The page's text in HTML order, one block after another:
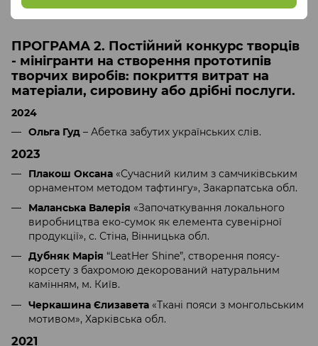
ПРОГРАМА 2. Постійний конкурс творців
- мінігранти на створення прототипів
творчих виробів: покриття витрат на
матеріали, сировину або дрібні послуги.
2024
Ольга Гуд – Абетка забутих українських слів.
2023
Плакош Оксана «Сучасний килим з самчиківським
орнаментом методом тафтингу», Закарпатська обл.
Маланська Валерія «Започаткування локального
виробництва еко-сумок як елемента сувенірної
продукції», с. Стіна, Вінницька обл.
Дубняк Марія “LeatHer Shine”, створення поясу-
корсету з бахромою декорований натуральним
камінням, м. Київ.
Черкашина Єлизавета «Ткані пояси з монгольським
мотивом», Харківська обл.
2021